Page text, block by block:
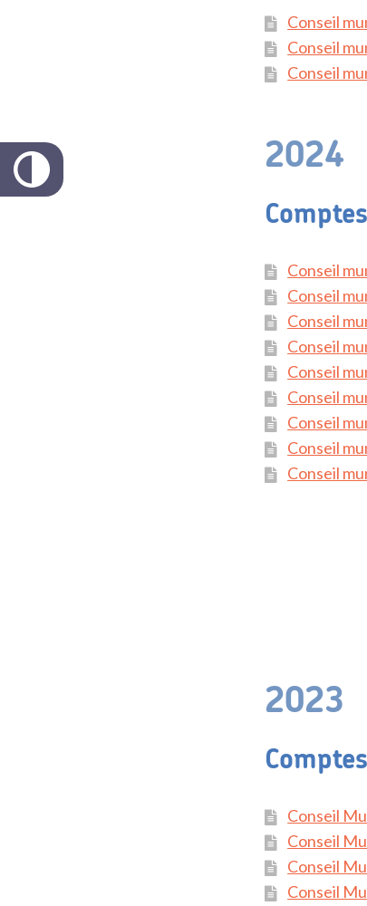
Conseil
Conseil
Conseil
2024
Conseil
Conseil
Conseil
Conseil
Conseil
Conseil
Conseil
Conseil
Conseil
2023
Conseil
Conseil
Conseil
Conseil